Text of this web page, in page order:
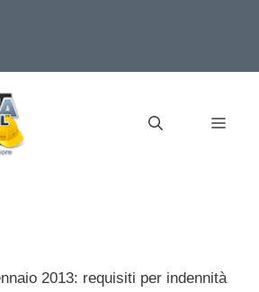
2013: requisiti per indennità